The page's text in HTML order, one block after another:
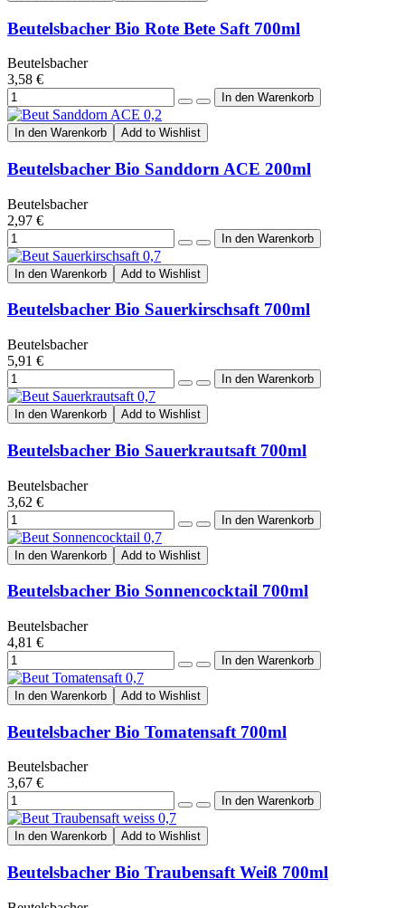
Beutelsbacher Bio Rote Bete Saft 700ml
Beutelsbacher
3,58 €
In den Warenkorb Add to Wishlist
Beutelsbacher Bio Sanddorn ACE 200ml
Beutelsbacher
2,97 €
In den Warenkorb Add to Wishlist
Beutelsbacher Bio Sauerkirschsaft 700ml
Beutelsbacher
5,91 €
In den Warenkorb Add to Wishlist
Beutelsbacher Bio Sauerkrautsaft 700ml
Beutelsbacher
3,62 €
In den Warenkorb Add to Wishlist
Beutelsbacher Bio Sonnencocktail 700ml
Beutelsbacher
4,81 €
In den Warenkorb Add to Wishlist
Beutelsbacher Bio Tomatensaft 700ml
Beutelsbacher
3,67 €
In den Warenkorb Add to Wishlist
Beutelsbacher Bio Traubensaft Weiß 700ml